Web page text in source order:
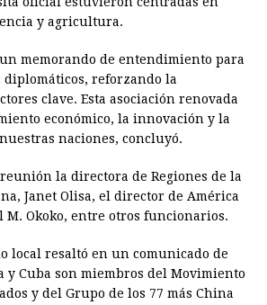
y agricultura.
memorando de entendimiento para
diplomáticos, reforzando la
clave. Esta asociación renovada
económico, la innovación y la
naciones, concluyó.
la directora de Regiones de la
Janet Olisa, el director de América
M. Okoko, entre otros funcionarios.
local resaltó en un comunicado de
y Cuba son miembros del Movimiento
y del Grupo de los 77 más China